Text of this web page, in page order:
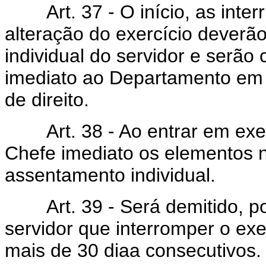
Art. 37 - O início, as
alteração do exercício
individual do servidor e serão
imediato ao Departamento
de direito.
Art. 38 - Ao entrar em
Chefe imediato os elementos
assentamento individual.
Art. 39 - Será demitido,
servidor que interromper o
mais de 30 diaa consecutivos.